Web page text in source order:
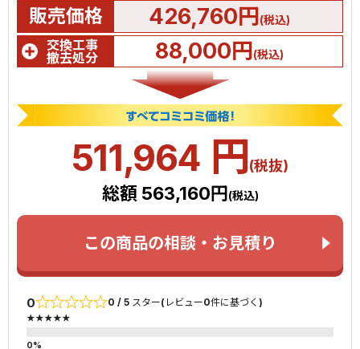
販売価格 426,760円(税込)
交換工事
撤去処分
88,000円(税込)
511,964 円(税抜)
総額 563,160円 (税込)
この商品の相談・お見積り
0 0 / 5 スター(レビュー0件に基づく)
★★★★★